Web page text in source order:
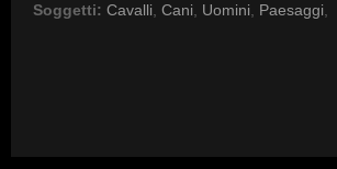
Soggetti: Cavalli Cani Uomini Paesaggi